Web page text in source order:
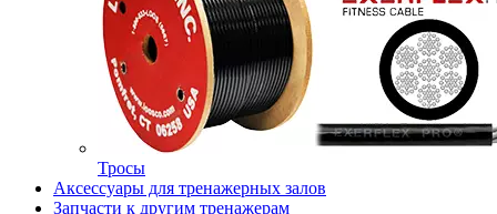
Тросы
Аксессуары для тренажерных залов
Запчасти к другим тренажерам